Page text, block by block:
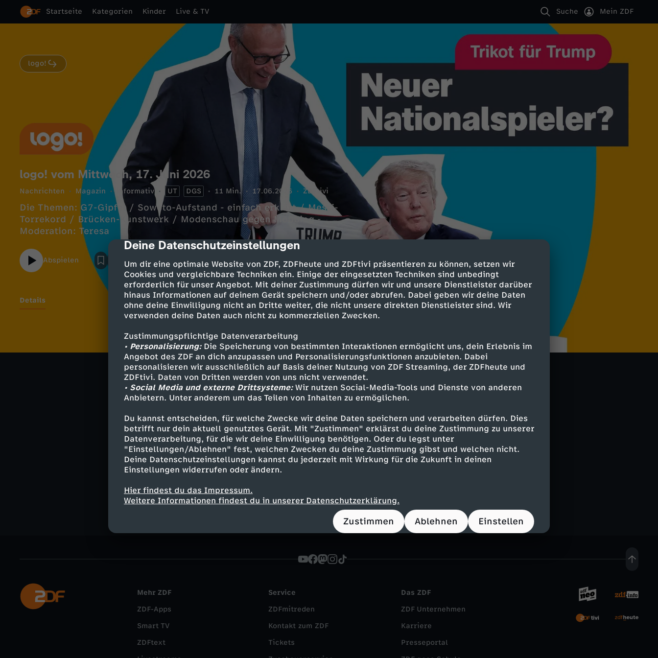
cmp-dialog-description
Deine Datenschutzeinstellungen
Um dir eine optimale Website von ZDF, ZDFheute und ZDFtivi präsentieren zu können, setzen wir
Cookies und vergleichbare Techniken ein. Einige der eingesetzten Techniken sind unbedingt
erforderlich für unser Angebot. Mit deiner Zustimmung dürfen wir und unsere Dienstleister darüber
hinaus Informationen auf deinem Gerät speichern und/oder abrufen. Dabei geben wir deine Daten
ohne deine Einwilligung nicht an Dritte weiter, die nicht unsere direkten Dienstleister sind. Wir
verwenden deine Daten auch nicht zu kommerziellen Zwecken.
Zustimmungspflichtige Datenverarbeitung
• Personalisierung:Die Speicherung von bestimmten Interaktionen ermöglicht uns, dein Erlebnis im
Angebot des ZDF an dich anzupassen und Personalisierungsfunktionen anzubieten. Dabei
personalisieren wir ausschließlich auf Basis deiner Nutzung von ZDF Streaming, der ZDFheute und
ZDFtivi. Daten von Dritten werden von uns nicht verwendet.
• Social Media und externe Drittsysteme:Wir nutzen Social-Media-Tools und Dienste von anderen
Anbietern. Unter anderem um das Teilen von Inhalten zu ermöglichen.
Du kannst entscheiden, für welche Zwecke wir deine Daten speichern und verarbeiten dürfen. Dies
betrifft nur dein aktuell genutztes Gerät. Mit "Zustimmen" erklärst du deine Zustimmung zu unserer
Datenverarbeitung, für die wir deine Einwilligung benötigen. Oder du legst unter
"Einstellungen/Ablehnen" fest, welchen Zwecken du deine Zustimmung gibst und welchen nicht.
Deine Datenschutzeinstellungen kannst du jederzeit mit Wirkung für die Zukunft in deinen
Einstellungen widerrufen oder ändern.
Hier findest du das Impressum.
Weitere Informationen findest du in unserer Datenschutzerklärung.
Zustimmen Ablehnen Einstellen
Startseite Kategorien Kinder Live & TV Suche Mein ZDF
logo!
logo! vom Mittwoch, 17. Juni 2026
Nachrichten Magazin informativ UT DGS 11 Min. 17.06.2026 ZDFtivi
Die Themen: G7-Gipfel / Soweto-Aufstand - einfach erklärt / Messi-
Torrekord / Brücken-Kunstwerk / Modenschau gegen Mobbing -
Moderation: Teresa
Abspielen
Details
Ähnliche Inhalte entdecken
Nachrichten Magazin informativ
Untertitel
Deutsche Gebärdensprache
logo!
Hier gibt's mehr logo!
logo.de im Web
Kommentieren, Mitmach-Aktionen, Bildergalerien, Kurznews und vieles mehr. Immer
aktuelle Nachrichten für euch!
External Link
Mehr ZDF
ZDF-Apps
Smart TV
ZDFtext
Service
ZDFmitreden
Kontakt zum ZDF
Tickets
Das ZDF
ZDF Unternehmen
Karriere
Presseportal